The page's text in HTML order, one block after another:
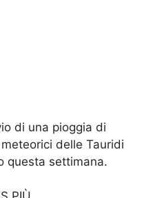
di una pioggia di
delle Tauridi
questa settimana.